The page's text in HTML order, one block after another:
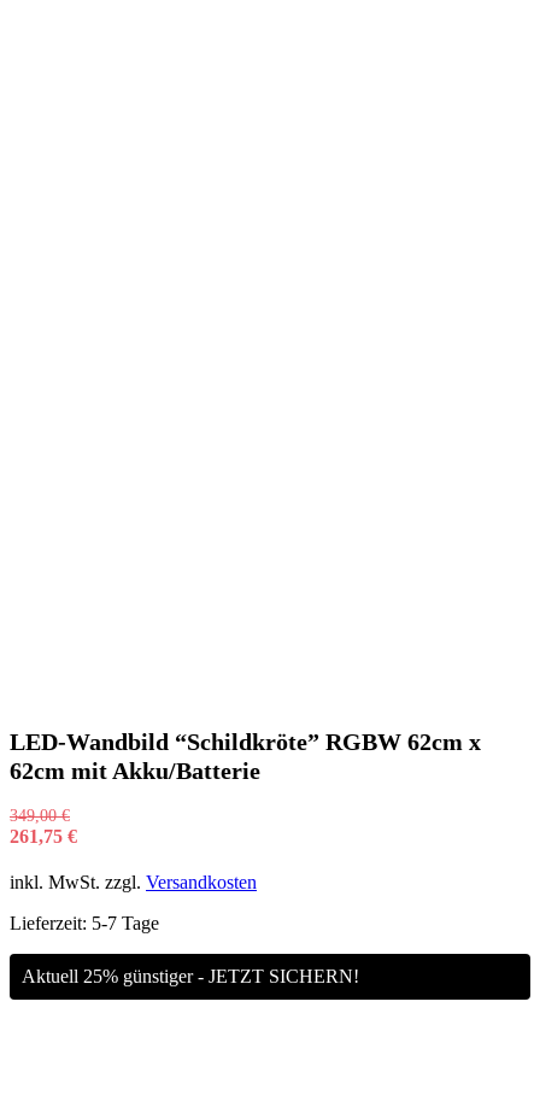
LED-Wandbild “Schildkröte” RGBW 62cm x
62cm mit Akku/Batterie
349,00€
261,75 €
inkl. MwSt. zzgl. Versandkosten
Lieferzeit: 5-7 Tage
Aktuell 25% günstiger - JETZT SICHERN!